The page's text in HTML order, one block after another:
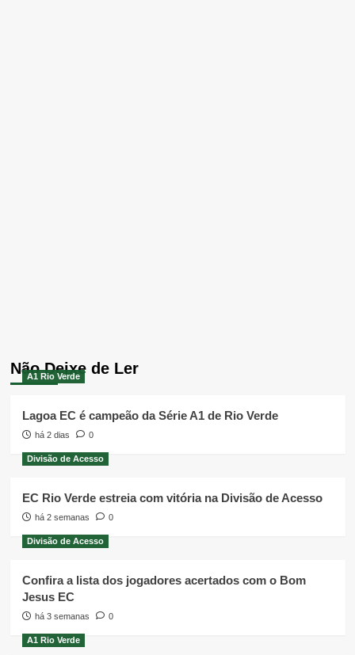
Não Deixe de Ler
A1 Rio Verde
Lagoa EC é campeão da Série A1 de Rio Verde
há 2 dias 0
Divisão de Acesso
EC Rio Verde estreia com vitória na Divisão de Acesso
há 2 semanas 0
Divisão de Acesso
Confira a lista dos jogadores acertados com o Bom
Jesus EC
há 3 semanas 0
A1 Rio Verde